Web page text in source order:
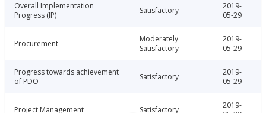
Overall Implementation
Progress (IP)
Satisfactory
2019-
05-29
Procurement
Moderately
Satisfactory
2019-
05-29
Progress towards achievement
of PDO
Satisfactory
2019-
05-29
Project Management Satisfactory
2019-